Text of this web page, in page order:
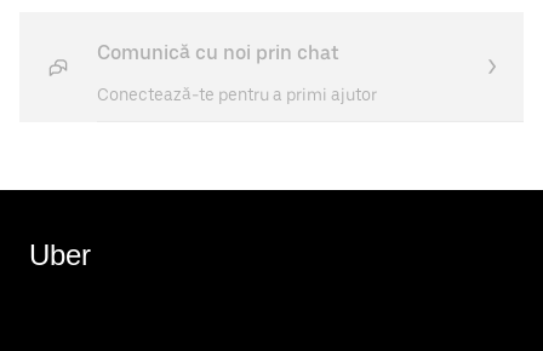
Comunică cu noi prin chat
Conectează-te pentru a primi ajutor
Uber